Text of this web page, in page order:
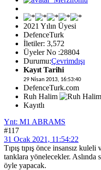
2021 Yılın Üyesi
DefenceTurk
İletiler: 3,572
Üyeler No :28804
Durumu:Çevrimdışı
Kayıt Tarihi
29 Nisan 2013, 16:53:40
DefenceTurk.com
Ruh Halim
Kayıtlı
Ynt: M1 ABRAMS
#117
31 Ocak 2021, 11:54:22
Tıpış tıpış önce insansız
tanklara yönelecekler.
öyle yapacak.